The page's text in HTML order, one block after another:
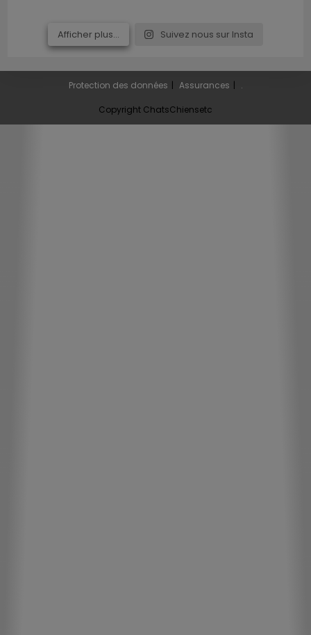
Afficher plus... Suivez nous sur Insta
Protection des données Assurances .
Copyright ChatsChiensetc